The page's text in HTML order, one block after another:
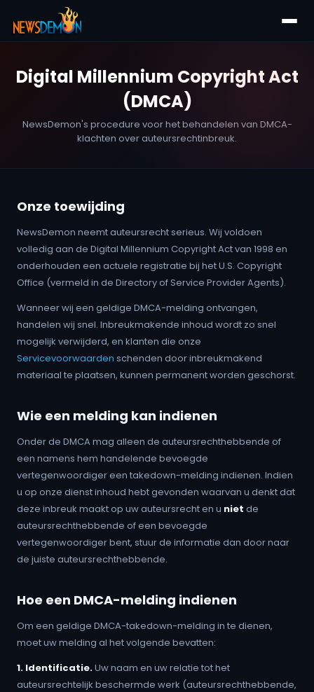
Digital Millennium Copyright Act
(DMCA)
NewsDemon's procedure voor het behandelen van DMCA-
klachten over auteursrechtinbreuk.
Onze toewijding
NewsDemon neemt auteursrecht serieus. Wij voldoen
volledig aan de Digital Millennium Copyright Act van 1998 en
onderhouden een actuele registratie bij het U.S. Copyright
Office (vermeld in de Directory of Service Provider Agents).
Wanneer wij een geldige DMCA-melding ontvangen,
handelen wij snel. Inbreukmakende inhoud wordt zo snel
mogelijk verwijderd, en klanten die onze
Servicevoorwaarden schenden door inbreukmakend
materiaal te plaatsen, kunnen permanent worden geschorst.
Wie een melding kan indienen
Onder de DMCA mag alleen de auteursrechthebbende of
een namens hem handelende bevoegde
vertegenwoordiger een takedown-melding indienen. Indien
u op onze dienst inhoud hebt gevonden waarvan u denkt dat
deze inbreuk maakt op uw auteursrecht en u niet de
auteursrechthebbende of een bevoegde
vertegenwoordiger bent, stuur de informatie dan door naar
de juiste auteursrechthebbende.
Hoe een DMCA-melding indienen
Om een geldige DMCA-takedown-melding in te dienen,
moet uw melding al het volgende bevatten:
1. Identificatie.Uw naam en uw relatie tot het
auteursrechtelijk beschermde werk (auteursrechthebbende,